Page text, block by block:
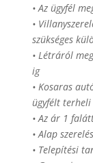
• Az ügyfél
•
szükséges
• Létráról
ig
• Kosaras
ügyfélt terheli
• Az ár 1
• Alap
• Telepítési